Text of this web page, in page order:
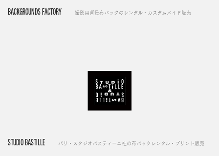
BACKGROUNDS FACTORY 撮影用背景布バックのレンタル・カスタムメイド販売
STUDIO BASTILLE パリ・スタジオバスティーユ社の布バックレンタル・プリント販売